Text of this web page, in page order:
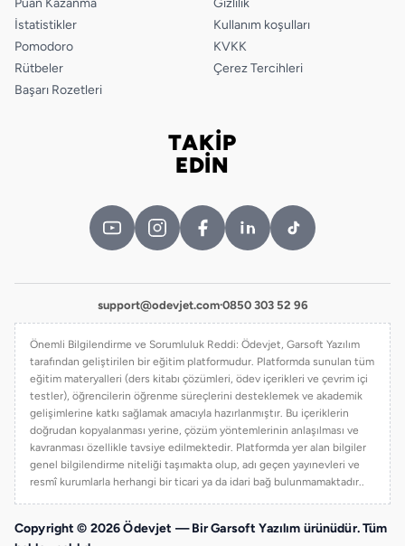
Puan Kazanma
İstatistikler
Pomodoro
Rütbeler
Başarı Rozetleri
Gizlilik
Kullanım koşulları
KVKK
Çerez Tercihleri
TAKİP
EDİN
support@odevjet.com·0850 303 52 96
Önemli Bilgilendirme ve Sorumluluk Reddi: Ödevjet, Garsoft Yazılım
tarafından geliştirilen bir eğitim platformudur. Platformda sunulan tüm
eğitim materyalleri (ders kitabı çözümleri, ödev içerikleri ve çevrim içi
testler), öğrencilerin öğrenme süreçlerini desteklemek ve akademik
gelişimlerine katkı sağlamak amacıyla hazırlanmıştır. Bu içeriklerin
doğrudan kopyalanması yerine, çözüm yöntemlerinin anlaşılması ve
kavranması özellikle tavsiye edilmektedir. Platformda yer alan bilgiler
genel bilgilendirme niteliği taşımakta olup, adı geçen yayınevleri ve
resmî kurumlarla herhangi bir ticari ya da idari bağ bulunmamaktadır..
Copyright © 2026 Ödevjet — Bir Garsoft Yazılım ürünüdür. Tüm